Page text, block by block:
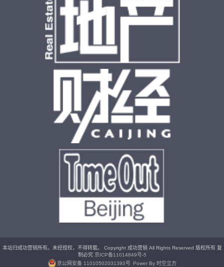
本站归成功营销所有。未经授权，不得转载。 Copyright 成功营销 All Rights Reserved 版权所有 复
制必究 京ICP备11014849号-5
京公网安备 11010502031393号 Power By 时空立方